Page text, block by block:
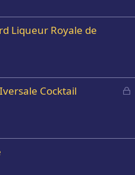
Liqueur Royale de
e
Cocktail